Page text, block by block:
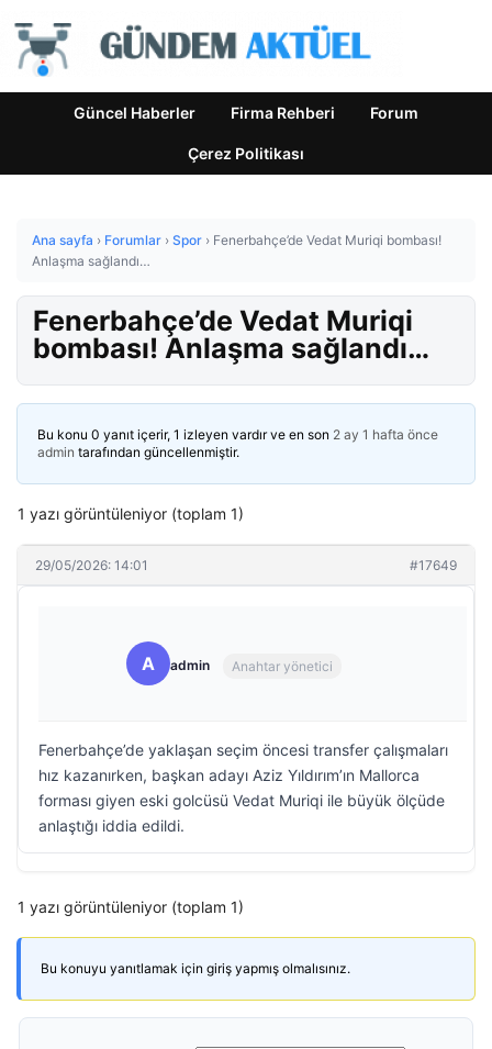
Güncel Haberler Firma Rehberi Forum
Çerez Politikası
Ana sayfa › Forumlar › Spor › Fenerbahçe’de Vedat Muriqi bombası!
Anlaşma sağlandı…
Fenerbahçe’de Vedat Muriqi
bombası! Anlaşma sağlandı…
Bu konu 0 yanıt içerir, 1 izleyen vardır ve en son 2 ay 1 hafta önce
admin tarafından güncellenmiştir.
1 yazı görüntüleniyor (toplam 1)
29/05/2026: 14:01 #17649
A admin Anahtar yönetici
Fenerbahçe’de yaklaşan seçim öncesi transfer çalışmaları
hız kazanırken, başkan adayı Aziz Yıldırım’ın Mallorca
forması giyen eski golcüsü Vedat Muriqi ile büyük ölçüde
anlaştığı iddia edildi.
1 yazı görüntüleniyor (toplam 1)
Bu konuyu yanıtlamak için giriş yapmış olmalısınız.